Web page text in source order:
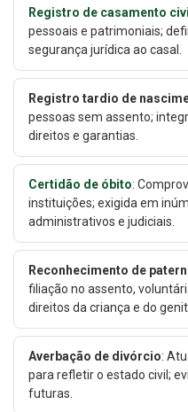
Registro de casamento
pessoais e patrimoniais;
segurança jurídica ao casal.
Registro tardio de
pessoas sem assento;
direitos e garantias.
Certidão de óbito:
instituições; exigida em
administrativos e judiciais.
Reconhecimento de
filiação no assento,
direitos da criança e do
Averbação de divórcio:
para refletir o estado civil;
futuras.